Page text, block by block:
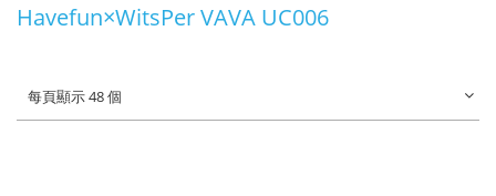
Havefun×WitsPer VAVA UC006
每頁顯示 48 個